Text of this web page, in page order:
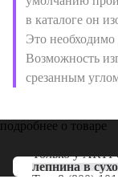
в каталоге он
Это необходимо
Возможность
срезанным
подробнее о товаре
Только у
лепнина в
Тел: 8 (800)